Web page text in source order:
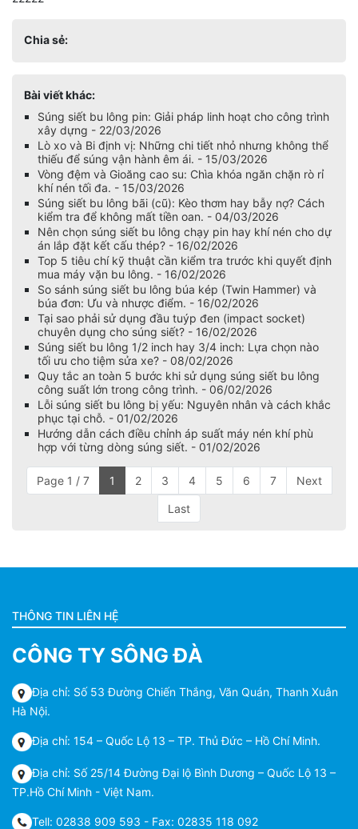
Chia sẻ:
Bài viết khác:
Súng siết bu lông pin: Giải pháp linh hoạt cho công trình
xây dựng - 22/03/2026
Lò xo và Bi định vị: Những chi tiết nhỏ nhưng không thể
thiếu để súng vận hành êm ái. - 15/03/2026
Vòng đệm và Gioăng cao su: Chìa khóa ngăn chặn rò rỉ
khí nén tối đa. - 15/03/2026
Súng siết bu lông bãi (cũ): Kèo thơm hay bẫy nợ? Cách
kiểm tra để không mất tiền oan. - 04/03/2026
Nên chọn súng siết bu lông chạy pin hay khí nén cho dự
án lắp đặt kết cấu thép? - 16/02/2026
Top 5 tiêu chí kỹ thuật cần kiểm tra trước khi quyết định
mua máy vặn bu lông. - 16/02/2026
So sánh súng siết bu lông búa kép (Twin Hammer) và
búa đơn: Ưu và nhược điểm. - 16/02/2026
Tại sao phải sử dụng đầu tuýp đen (impact socket)
chuyên dụng cho súng siết? - 16/02/2026
Súng siết bu lông 1/2 inch hay 3/4 inch: Lựa chọn nào
tối ưu cho tiệm sửa xe? - 08/02/2026
Quy tắc an toàn 5 bước khi sử dụng súng siết bu lông
công suất lớn trong công trình. - 06/02/2026
Lỗi súng siết bu lông bị yếu: Nguyên nhân và cách khắc
phục tại chỗ. - 01/02/2026
Hướng dẫn cách điều chỉnh áp suất máy nén khí phù
hợp với từng dòng súng siết. - 01/02/2026
Page 1 / 7 1 2 3 4 5 6 7 Next
Last
THÔNG TIN LIÊN HỆ
CÔNG TY SÔNG ĐÀ
Địa chỉ: Số 53 Đường Chiến Thắng, Văn Quán, Thanh Xuân
Hà Nội.
Địa chỉ: 154 – Quốc Lộ 13 – TP. Thủ Đức – Hồ Chí Minh.
Địa chỉ: Số 25/14 Đường Đại lộ Bình Dương – Quốc Lộ 13 –
TP.Hồ Chí Minh - Việt Nam.
Tell: 02838 909 593 - Fax: 02835 118 092